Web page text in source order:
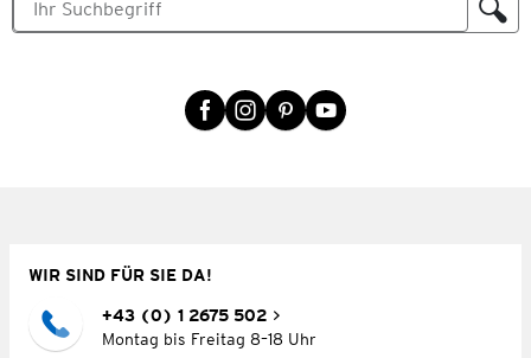
WIR SIND FÜR SIE DA!
+43 (0) 1 2675 502
Montag bis Freitag 8–18 Uhr